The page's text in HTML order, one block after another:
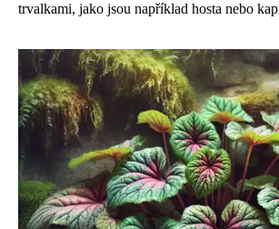
trvalkami, jako jsou například hosta nebo